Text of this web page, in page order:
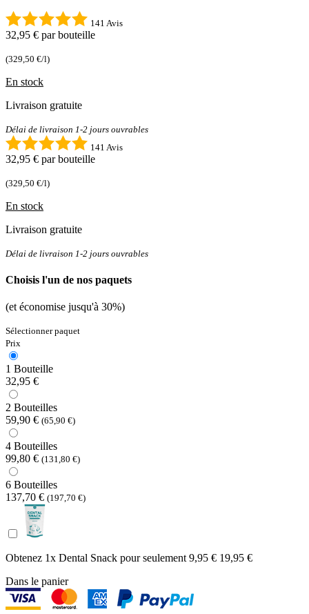
141 Avis
32,95 € par bouteille
(329,50 €/l)
En stock
Livraison gratuite
Délai de livraison 1-2 jours ouvrables
141 Avis
32,95 € par bouteille
(329,50 €/l)
En stock
Livraison gratuite
Délai de livraison 1-2 jours ouvrables
Choisis l'un de nos paquets
(et économise jusqu'à 30%)
Sélectionner paquet
Prix
1 Bouteille
32,95 €
2 Bouteilles
59,90 € (65,90 €)
4 Bouteilles
99,80 € (131,80 €)
6 Bouteilles
137,70 € (197,70 €)
Obtenez 1x Dental Snack pour seulement9,95 € 19,95 €
Dans le panier